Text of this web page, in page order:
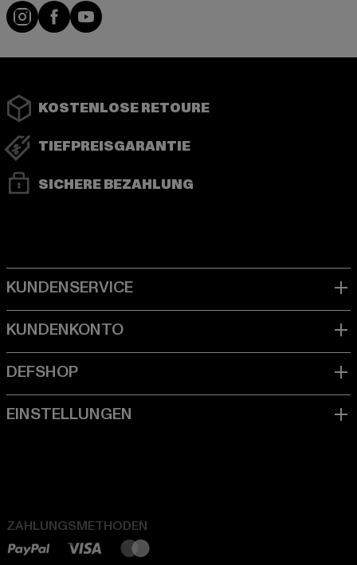
Instagram
FacebookYouTube
KOSTENLOSE RETOURE
TIEFPREISGARANTIE
SICHERE BEZAHLUNG
ZAHLUNGSMETHODEN